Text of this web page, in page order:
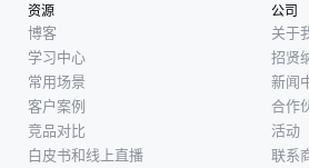
资源
博客
学习中心
常用场景
客户案例
竞品对比
白皮书和线上直播
公司
关于
招贤
新闻
合作
活动
联系